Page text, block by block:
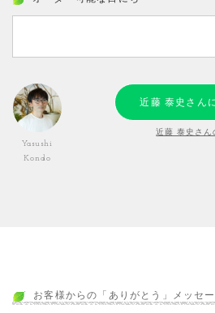
Yasushi
Kondo
近藤 泰史さん
近藤 泰史さん
お客様からの「ありがとう」メッセ